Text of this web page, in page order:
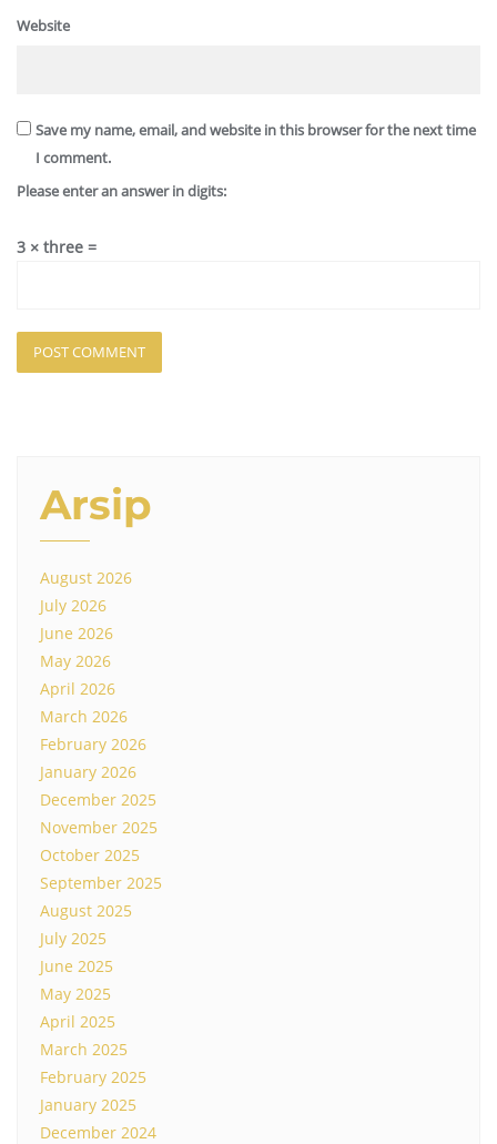
Website
Save my name, email, and website in this browser for the next time
I comment.
Please enter an answer in digits:
3 × three =
Arsip
August 2026
July 2026
June 2026
May 2026
April 2026
March 2026
February 2026
January 2026
December 2025
November 2025
October 2025
September 2025
August 2025
July 2025
June 2025
May 2025
April 2025
March 2025
February 2025
January 2025
December 2024